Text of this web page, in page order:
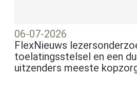
06-07-2026
FlexNieuws
toelatingsstelsel en een
uitzenders meeste